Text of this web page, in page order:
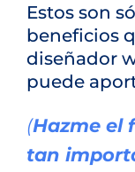
Estos son
beneficios
diseñador
puede
(Hazme el
tan